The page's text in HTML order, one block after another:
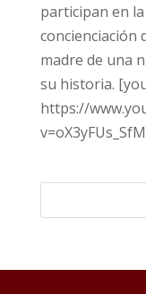
participan en
concienciación
madre de una
su historia.
https://